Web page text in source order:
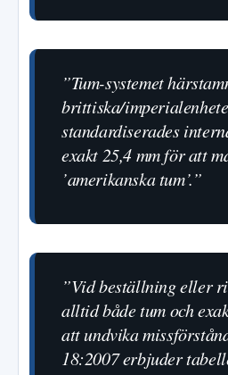
”Tum-systemet
brittiska/
standardiserades
exakt 25,4 mm för att
’amerikanska tum’.”
”Vid beställning eller
alltid både tum och
att undvika
18:2007 erbjuder